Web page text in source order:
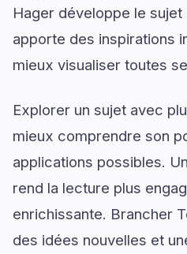
Hager développe le
apporte des inspirations
mieux visualiser toutes
Explorer un sujet avec
mieux comprendre son
applications possibles.
rend la lecture plus
enrichissante. Brancher
des idées nouvelles et